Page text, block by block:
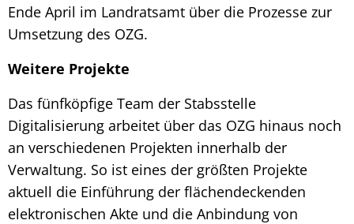
Ende April im Landratsamt über die Prozesse zur
Umsetzung des OZG.
Weitere Projekte
Das fünfköpfige Team der Stabsstelle
Digitalisierung arbeitet über das OZG hinaus noch
an verschiedenen Projekten innerhalb der
Verwaltung. So ist eines der größten Projekte
aktuell die Einführung der flächendeckenden
elektronischen Akte und die Anbindung von